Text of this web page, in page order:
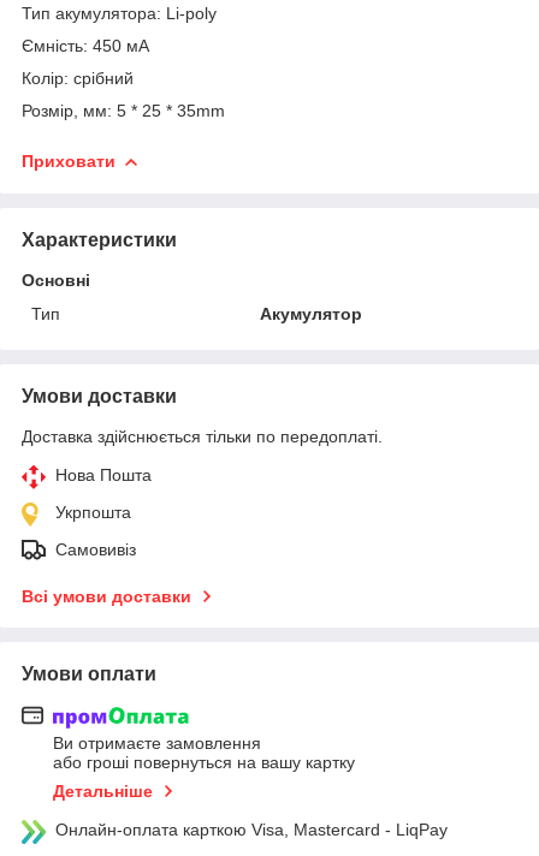
Тип акумулятора: Li-poly
Ємність: 450 мА
Колір: срібний
Розмір, мм: 5 * 25 * 35mm
Приховати
Характеристики
Основні
Тип
Акумулятор
Умови доставки
Доставка здійснюється тільки по передоплаті.
Нова Пошта
Укрпошта
Самовивіз
Всі умови доставки
Умови оплати
Ви отримаєте замовлення
або гроші повернуться на вашу картку
Детальніше
Онлайн-оплата карткою Visa, Mastercard - LiqPay